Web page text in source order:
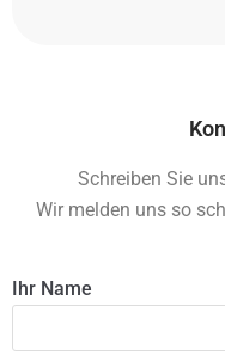
Schreiben Sie
Wir melden uns so
Ihr Name